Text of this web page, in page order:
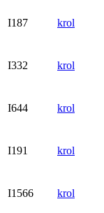
I187 krol
I332 krol
I644 krol
I191 krol
I1566 krol